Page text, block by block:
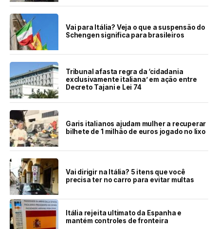
Vai para Itália? Veja o que a suspensão do
Schengen significa para brasileiros
Tribunal afasta regra da ‘cidadania
exclusivamente italiana’ em ação entre
Decreto Tajani e Lei 74
Garis italianos ajudam mulher a recuperar
bilhete de 1 milhão de euros jogado no lixo
Vai dirigir na Itália? 5 itens que você
precisa ter no carro para evitar multas
Itália rejeita ultimato da Espanha e
mantém controles de fronteira